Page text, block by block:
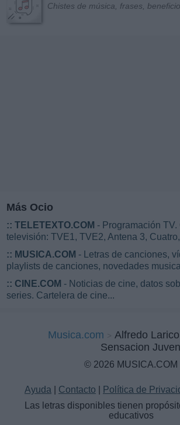
Chistes de música, frases,
Más Ocio
:: TELETEXTO.COM - Programación TV.
televisión: TVE1, TVE2, Antena 3,
:: MUSICA.COM - Letras de canciones,
playlists de canciones, novedades
:: CINE.COM - Noticias de cine, datos
series. Cartelera de cine...
Musica.com
Alfredo
Sensacion
© 2026 MUSICA.COM
Ayuda Contacto
Política de
Las letras disponibles tienen
educativos